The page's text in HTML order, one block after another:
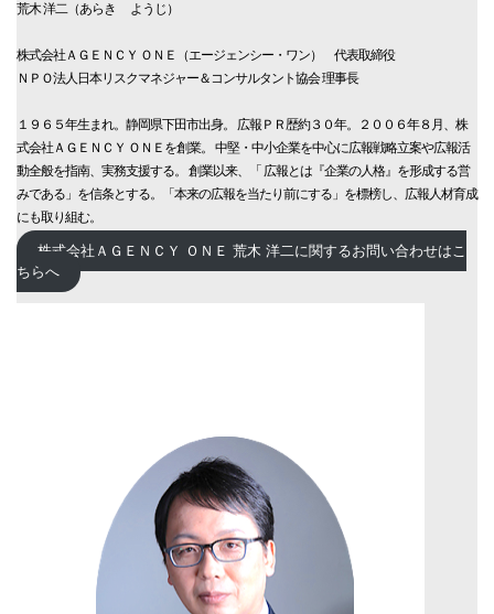
荒木 洋二（あらき ようじ）
株式会社ＡＧＥＮＣＹ ＯＮＥ（エージェンシー・ワン） 代表取締役
ＮＰＯ法人日本リスクマネジャー＆コンサルタント協会 理事長
１９６５年生まれ。静岡県下田市出身。 広報ＰＲ歴約３０年。２００６年８月、株
式会社ＡＧＥＮＣＹ ＯＮＥを創業。 中堅・中小企業を中心に広報戦略立案や広報活
動全般を指南、実務支援する。 創業以来、「 広報とは『企業の人格』を形成する営
みである」を信条とする。「本来の広報を当たり前にする」を標榜し、広報人材育成
にも取り組む。
株式会社ＡＧＥＮＣＹ ＯＮＥ 荒木 洋二に関するお問い合わせはこ
ちらへ